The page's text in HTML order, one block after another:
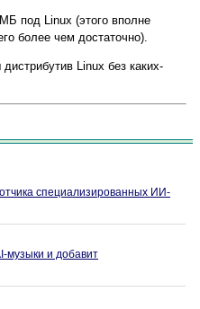
под Linux (этого вполне
более чем достаточно).
Linux без каких-
специализированных ИИ-
музыки и добавит